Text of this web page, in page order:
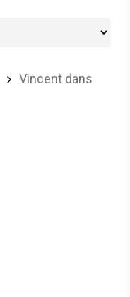
Vincent dans